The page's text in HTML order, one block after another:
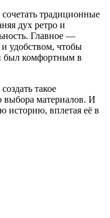
традиционные
дух ретро и
Главное —
и удобством, чтобы
был комфортным в
такое
выбора материалов. И
историю, вплетая её в